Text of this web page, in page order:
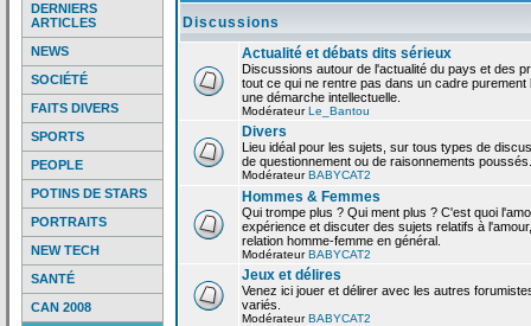
DERNIERS
ARTICLES
NEWS
SOCIÉTÉ
FAITS DIVERS
SPORTS
PEOPLE
POTINS DE STARS
PORTRAITS
NEW TECH
SANTÉ
CAN 2008
Discussions
Actualité et débats dits sérieux
Discussions autour de l'actualité du pays et des
tout ce qui ne rentre pas dans un cadre
une démarche intellectuelle.
ModérateurLe_Bantou
Divers
Lieu idéal pour les sujets, sur tous types de
de questionnement ou de raisonnements
ModérateurBABYCAT2
Hommes & Femmes
Qui trompe plus ? Qui ment plus ? C'est quoi
expérience et discuter des sujets relatifs à
relation homme-femme en général.
ModérateurBABYCAT2
Jeux et délires
Venez ici jouer et délirer avec les autres
variés.
ModérateurBABYCAT2